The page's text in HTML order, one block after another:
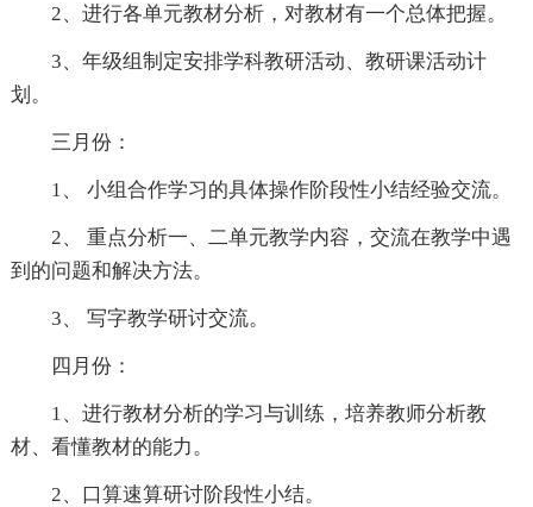
2、进行各单元教材分析，对教材有一个总体把握。
3、年级组制定安排学科教研活动、教研课活动计
划。
三月份：
1、 小组合作学习的具体操作阶段性小结经验交流。
2、 重点分析一、二单元教学内容，交流在教学中遇
到的问题和解决方法。
3、 写字教学研讨交流。
四月份：
1、进行教材分析的学习与训练，培养教师分析教
材、看懂教材的能力。
2、口算速算研讨阶段性小结。